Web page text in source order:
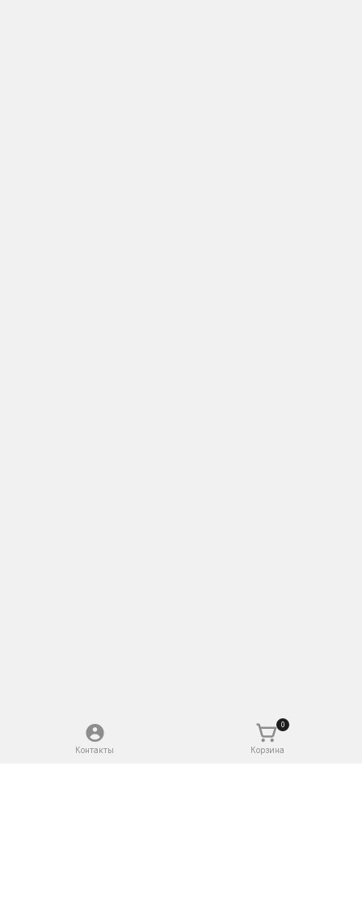
Контакты Корзина
0